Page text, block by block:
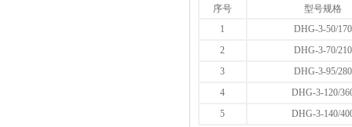
序号
型号规格
1
DHG-3-50/170
2
DHG-3-70/210
3
DHG-3-95/280
4
DHG-3-120/
5
DHG-3-140/